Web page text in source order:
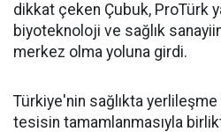
dikkat çeken Çubuk, ProTürk
biyoteknoloji ve sağlık
merkez olma yoluna girdi.
Türkiye'nin sağlıkta
tesisin tamamlanmasıyla